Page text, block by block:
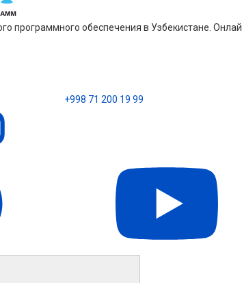
программного обеспечения в Узбекистане.
+998 71 200 19 99